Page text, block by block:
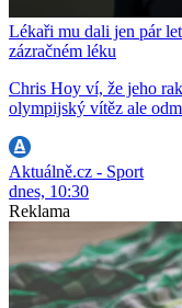
Lékaři mu dali jen pár
zázračném léku
Chris Hoy ví, že jeho
olympijský vítěz ale
Aktuálně.cz - Sport
dnes, 10:30
Reklama